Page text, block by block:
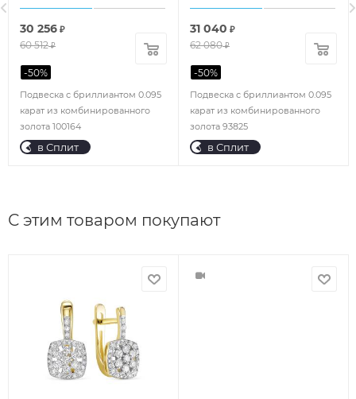
Подвеска с бриллиантом 0.095
карат из комбинированного
золота 100164
30 256 ₽
60 512₽
-50%
в Сплит
Подвеска с бриллиантом 0.095
карат из комбинированного
золота 93825
31 040 ₽
62 080₽
-50%
в Сплит
С этим товаром покупают